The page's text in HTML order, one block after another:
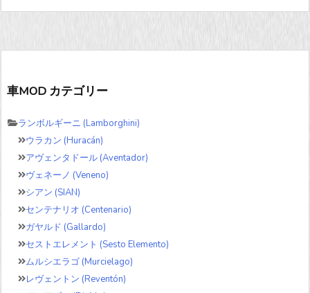
車MOD カテゴリー
ランボルギーニ (Lamborghini)
ウラカン (Huracán)
アヴェンタドール (Aventador)
ヴェネーノ (Veneno)
シアン (SIAN)
センテナリオ (Centenario)
ガヤルド (Gallardo)
セストエレメント (Sesto Elemento)
ムルシエラゴ (Murcielago)
レヴェントン (Reventón)